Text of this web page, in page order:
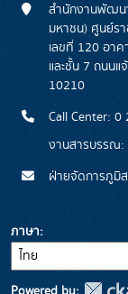
สำนักงานพัฒน
มหาชน) ศูนย์ร
เลขที่ 120 อา
และชั้น 7 ถนน
10210
Call Center:
งานสารบรรณ
ฝ่ายจัดการภูมิ
ภาษา